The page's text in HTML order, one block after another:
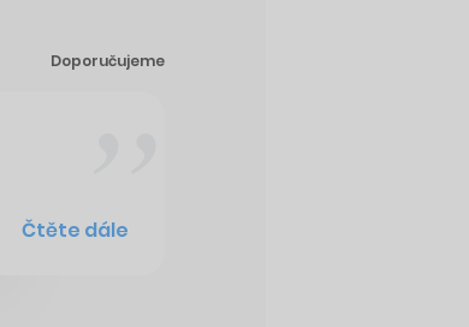
Doporučujeme
Čtěte dále